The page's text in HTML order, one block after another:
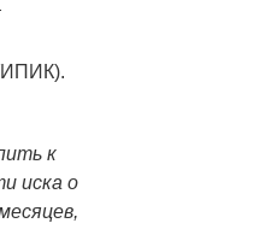
к
иска о